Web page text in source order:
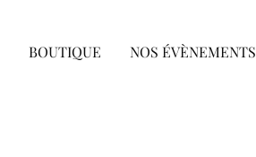
BOUTIQUE NOS ÉVÈNEMENTS